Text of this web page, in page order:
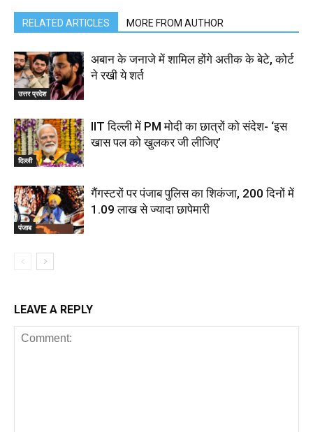
RELATED ARTICLES MORE FROM AUTHOR
उत्तर प्रदेश
अबान के जनाजे में शामिल होंगे अतीक के बेटे, कोर्ट
ने रखी ये शर्त
दिल्ली
IIT दिल्ली में PM मोदी का छात्रों को संदेश- ‘इस
खास पल को खुलकर जी लीजिए’
पंजाब
गैंगस्टरों पर पंजाब पुलिस का शिकंजा, 200 दिनों में
1.09 लाख से ज्यादा छापेमारी
LEAVE A REPLY